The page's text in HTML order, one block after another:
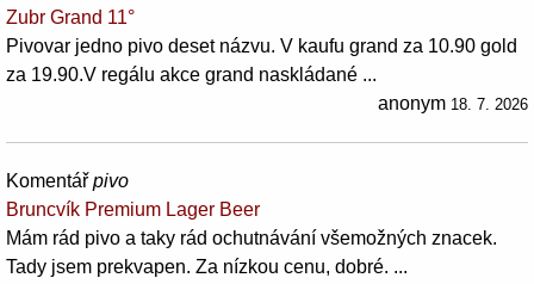
Zubr Grand 11°
Pivovar jedno pivo deset názvu. V kaufu grand za 10.90 gold
za 19.90.V regálu akce grand naskládané ...
anonym 18. 7. 2026
Komentář pivo
Bruncvík Premium Lager Beer
Mám rád pivo a taky rád ochutnávání všemožných znacek.
Tady jsem prekvapen. Za nízkou cenu, dobré. ...